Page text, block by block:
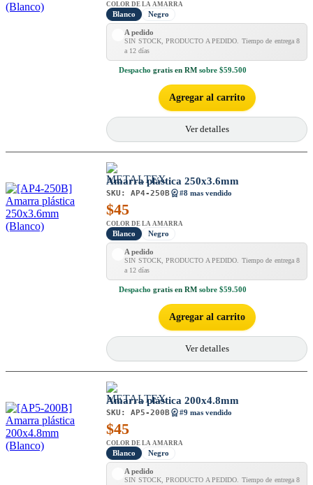
COLOR DE LA AMARRA
Blanco Negro
A pedido
SIN STOCK, PRODUCTO A PEDIDO. Tiempo de entrega 8
a 12 días
Despacho gratis en RM sobre $59.500
Agregar al carrito
Ver detalles
Amarra plástica 250x3.6mm
SKU: AP4-250B #8 mas vendido
$45
COLOR DE LA AMARRA
Blanco Negro
A pedido
SIN STOCK, PRODUCTO A PEDIDO. Tiempo de entrega 8
a 12 días
Despacho gratis en RM sobre $59.500
Agregar al carrito
Ver detalles
Amarra plástica 200x4.8mm
SKU: AP5-200B #9 mas vendido
$45
COLOR DE LA AMARRA
Blanco Negro
A pedido
SIN STOCK, PRODUCTO A PEDIDO. Tiempo de entrega 8